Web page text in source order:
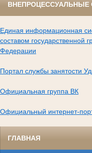
ВНЕПРОЦЕССУАЛЬНЫЕ
Единая информационная
составом государственной
Федерации
Портал службы занятости
Официальная группа ВК
Официальный интернет-
ГЛАВНАЯ